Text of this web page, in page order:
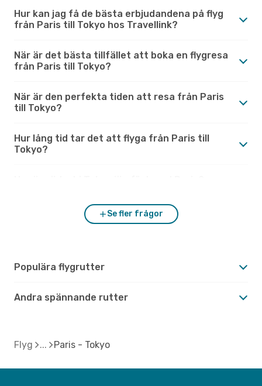
Hur kan jag få de bästa erbjudandena på flyg
från Paris till Tokyo hos Travellink?
När är det bästa tillfället att boka en flygresa
från Paris till Tokyo?
När är den perfekta tiden att resa från Paris
till Tokyo?
Hur lång tid tar det att flyga från Paris till
Tokyo?
Se fler frågor
Populära flygrutter
Andra spännande rutter
Flyg Paris - Tokyo